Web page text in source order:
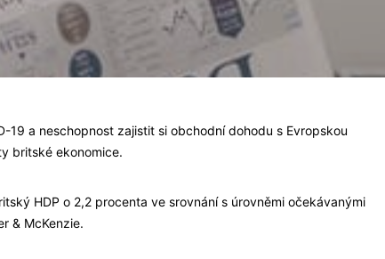
19 a neschopnost zajistit si obchodní dohodu s Evropskou
britské ekonomice.
HDP o 2,2 procenta ve srovnání s úrovněmi očekávanými
& McKenzie.